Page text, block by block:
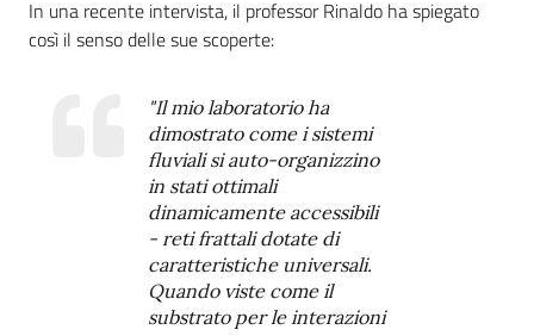
In una recente intervista, il professor Rinaldo ha spiegato
così il senso delle sue scoperte:
"Il mio laboratorio ha
dimostrato come i sistemi
fluviali si auto-organizzino
in stati ottimali
dinamicamente accessibili
- reti frattali dotate di
caratteristiche universali.
Quando viste come il
substrato per le interazioni